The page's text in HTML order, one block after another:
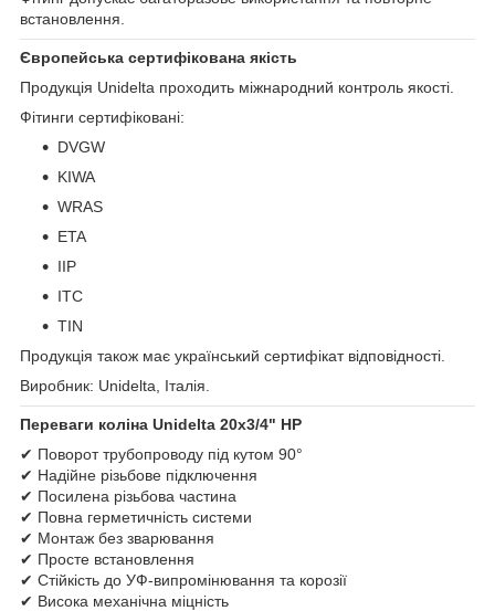
встановлення.
Європейська сертифікована якість
Продукція Unidelta проходить міжнародний контроль якості.
Фітинги сертифіковані:
DVGW
KIWA
WRAS
ETA
IIP
ITC
TIN
Продукція також має український сертифікат відповідності.
Виробник: Unidelta, Італія.
Переваги коліна Unidelta 20х3/4" НР
✔ Поворот трубопроводу під кутом 90°
✔ Надійне різьбове підключення
✔ Посилена різьбова частина
✔ Повна герметичність системи
✔ Монтаж без зварювання
✔ Просте встановлення
✔ Стійкість до УФ-випромінювання та корозії
✔ Висока механічна міцність